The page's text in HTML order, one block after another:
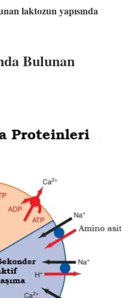
laktozun yapısında
Bulunan